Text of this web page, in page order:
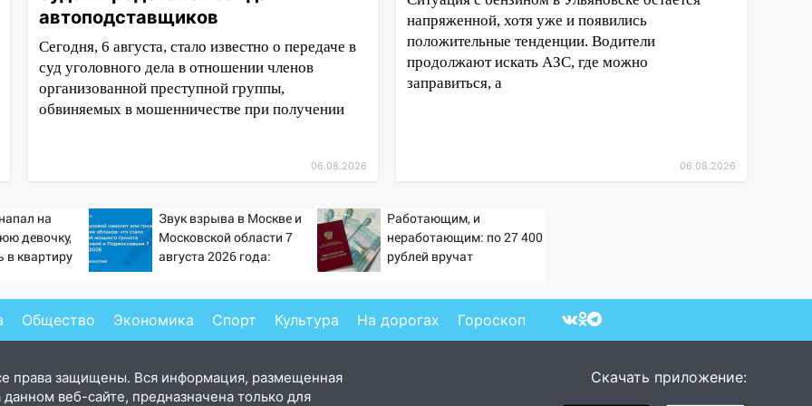
автоподставщиков
Сегодня, 6 августа, стало известно о передаче в
суд уголовного дела в отношении членов
организованной преступной группы,
обвиняемых в мошенничестве при получении
06.08.2026
напряженной, хотя уже и появились
положительные тенденции. Водители
продолжают искать АЗС, где можно
заправиться, а
06.08.2026
на
девочку,
в квартиру
Звук взрыва в Москве и
Московской области 7
августа 2026 года:
хлопок
Работающим, и
неработающим: по 27 400
рублей вручат
Общество Экономика Спорт Культура На дорогах Гороскоп
права защищены. Вся информация, размещенная
данном веб-сайте, предназначена только для
Скачать приложение: